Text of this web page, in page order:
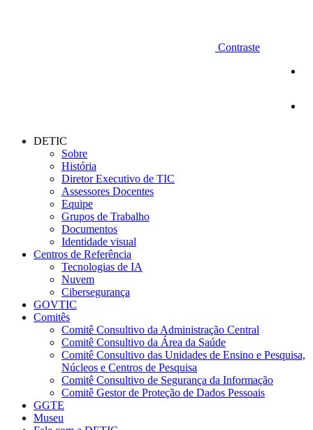
Contraste
DETIC
Sobre
História
Diretor Executivo de TIC
Assessores Docentes
Equipe
Grupos de Trabalho
Documentos
Identidade visual
Centros de Referência
Tecnologias de IA
Nuvem
Cibersegurança
GOVTIC
Comitês
Comitê Consultivo da Administração Central
Comitê Consultivo da Área da Saúde
Comitê Consultivo das Unidades de Ensino e Pesquisa,
Núcleos e Centros de Pesquisa
Comitê Consultivo de Segurança da Informação
Comitê Gestor de Proteção de Dados Pessoais
GGTE
Museu